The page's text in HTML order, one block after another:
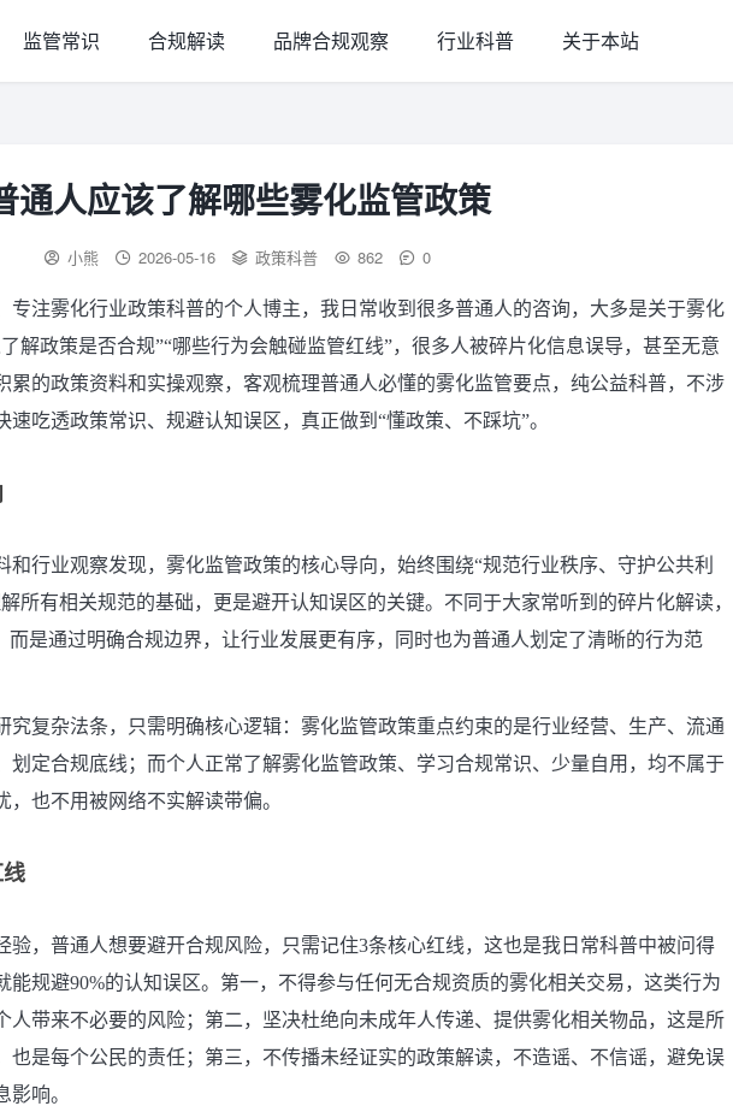
监管常识 合规解读 品牌合规观察 行业科普 关于本站
通人应该了解哪些雾化监管政策
小熊 2026-05-16 政策科普 862 0
专注雾化行业政策科普的个人博主，我日常收到很多普通人的咨询，大多是关于雾化
政策是否合规”“哪些行为会触碰监管红线”，很多人被碎片化信息误导，甚至无意
累的政策资料和实操观察，客观梳理普通人必懂的雾化监管要点，纯公益科普，不涉
吃透政策常识、规避认知误区，真正做到“懂政策、不踩坑”。
和行业观察发现，雾化监管政策的核心导向，始终围绕“规范行业秩序、守护公共利
所有相关规范的基础，更是避开认知误区的关键。不同于大家常听到的碎片化解读，
而是通过明确合规边界，让行业发展更有序，同时也为普通人划定了清晰的行为范
究复杂法条，只需明确核心逻辑：雾化监管政策重点约束的是行业经营、生产、流通
划定合规底线；而个人正常了解雾化监管政策、学习合规常识、少量自用，均不属于
也不用被网络不实解读带偏。
验，普通人想要避开合规风险，只需记住3条核心红线，这也是我日常科普中被问得
能规避90%的认知误区。第一，不得参与任何无合规资质的雾化相关交易，这类行为
人带来不必要的风险；第二，坚决杜绝向未成年人传递、提供雾化相关物品，这是所
也是每个公民的责任；第三，不传播未经证实的政策解读，不造谣、不信谣，避免误
响。